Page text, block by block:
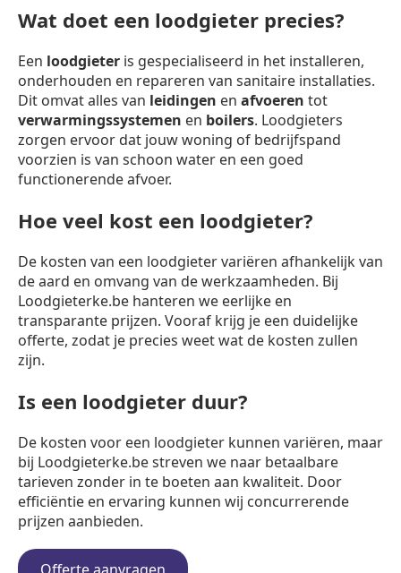
Wat doet een loodgieter precies?
Een loodgieter is gespecialiseerd in het installeren,
onderhouden en repareren van sanitaire installaties.
Dit omvat alles van leidingen en afvoeren tot
verwarmingssystemen en boilers. Loodgieters
zorgen ervoor dat jouw woning of bedrijfspand
voorzien is van schoon water en een goed
functionerende afvoer.
Hoe veel kost een loodgieter?
De kosten van een loodgieter variëren afhankelijk van
de aard en omvang van de werkzaamheden. Bij
Loodgieterke.be hanteren we eerlijke en
transparante prijzen. Vooraf krijg je een duidelijke
offerte, zodat je precies weet wat de kosten zullen
zijn.
Is een loodgieter duur?
De kosten voor een loodgieter kunnen variëren, maar
bij Loodgieterke.be streven we naar betaalbare
tarieven zonder in te boeten aan kwaliteit. Door
efficiëntie en ervaring kunnen wij concurrerende
prijzen aanbieden.